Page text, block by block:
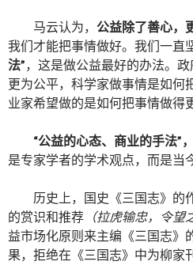
马云认为， 公益除了善心，
我们才能把事情做好。我们一直
法”，这是做公益最好的办法。
更为公平，科学家做事情是如何
业家希望做的是如何把事情做得
“公益的心态、商业的手法”，
是专家学者的学术观点，而是当
历史上，国史《三国志》的
的赏识和推荐 （拉虎输忠，令望
益市场化原则来主编《三国志》
果，拒绝在《三国志》中为柳家